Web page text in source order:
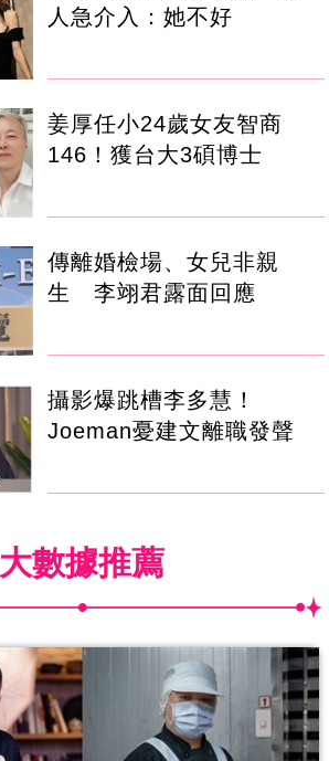
人急介入：她不好
姜厚任小24歲女友智商
146！獲台大3碩博士
傳離婚檢場、女兒非親
生 李翊君露面回應
攝影爆跳槽李多慧！
Joeman憂建文離職發聲
大數據推薦